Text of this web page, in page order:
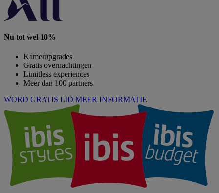
Nu tot wel 10%
Kamerupgrades
Gratis overnachtingen
Limitless experiences
Meer dan 100 partners
WORD GRATIS LID MEER INFORMATIE